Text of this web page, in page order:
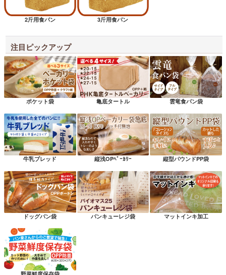
2斤用食パン 3斤用食パン
注目ピックアップ
ポケット袋 亀底タートル 雲竜食パン袋
牛乳ブレッド 縦浅OPﾍﾞｰｶﾘｰ 縦型パウンドPP袋
ドッグパン袋 パンキューレジ袋 マットインキ加工